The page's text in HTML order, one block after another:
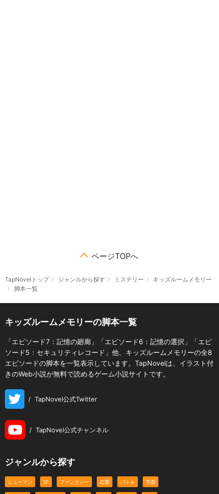
ページTOPへ
TapNovelトップ ジャンルから探す ミステリー
キッズルームメモリー
脚本一覧
キッズルームメモリーの脚本一覧
「エピソード7：記憶の廻廊」「エピソード6：記憶の選択」「エピ
ソード5：セキュリティレコード」他、キッズルームメモリーの全8
エピソードの脚本を一覧表示しています。TapNovelは、イラスト付
きのWeb小説が無料で読めるゲーム小説サイトです。
/ TapNovel公式Twitter
/ TapNovel公式チャンネル
ジャンルから探す
ヒューマン SF ファンタジー 恋愛 バトル 学園